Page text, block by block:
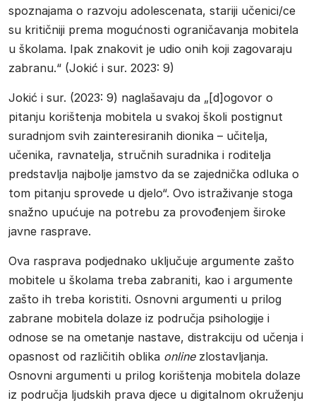
spoznajama o razvoju adolescenata, stariji učenici/ce
su kritičniji prema mogućnosti ograničavanja mobitela
u školama. Ipak znakovit je udio onih koji zagovaraju
zabranu.“ (Jokić i sur. 2023: 9)
Jokić i sur. (2023: 9) naglašavaju da „[d]ogovor o
pitanju korištenja mobitela u svakoj školi postignut
suradnjom svih zainteresiranih dionika – učitelja,
učenika, ravnatelja, stručnih suradnika i roditelja
predstavlja najbolje jamstvo da se zajednička odluka o
tom pitanju sprovede u djelo“. Ovo istraživanje stoga
snažno upućuje na potrebu za provođenjem široke
javne rasprave.
Ova rasprava podjednako uključuje argumente zašto
mobitele u školama treba zabraniti, kao i argumente
zašto ih treba koristiti. Osnovni argumenti u prilog
zabrane mobitela dolaze iz područja psihologije i
odnose se na ometanje nastave, distrakciju od učenja i
opasnost od različitih oblika onlinezlostavljanja.
Osnovni argumenti u prilog korištenja mobitela dolaze
iz područja ljudskih prava djece u digitalnom okruženju